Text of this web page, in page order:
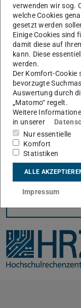
zuständiger
Speicherung
Experimenten
Einschränkung:Die
Forschungsdaten
Weitere
Alle weiteren
und das
Webseiten.
verwenden wir sog.
welche Cookies
gesetzt werden
Einige Cookies sind
damit diese auf
kann. Diese
werden.
Der Komfort-Cookie
bevorzugte
Auswertung durch
„Matomo“ regelt.
Weitere
in unserer
Nur essentielle
Komfort
Statistiken
ALLE
Impressum